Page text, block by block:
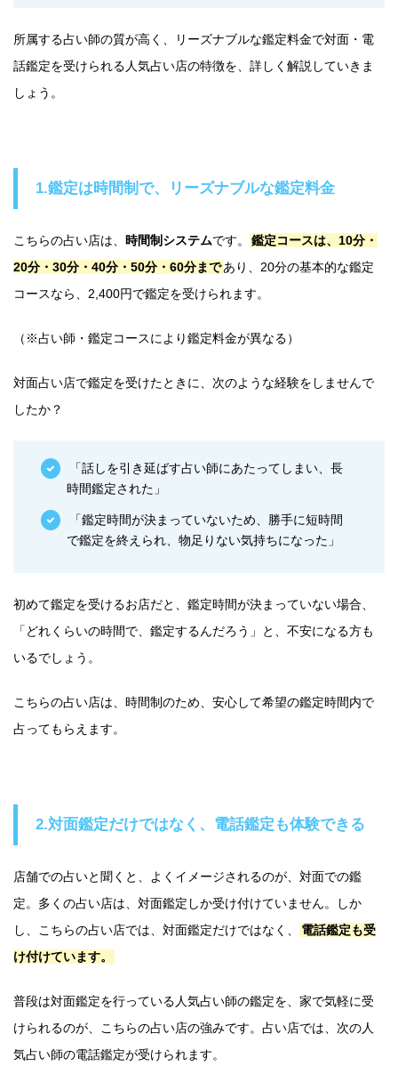
所属する占い師の質が高く、リーズナブルな鑑定料金で対面・電
話鑑定を受けられる人気占い店の特徴を、詳しく解説していきま
しょう。
1.鑑定は時間制で、リーズナブルな鑑定料金
こちらの占い店は、 時間制システムです。
鑑定コースは、10分・
20分・30分・40分・50分・60分まであり、20分の基本的な鑑定
コースなら、2,400円で鑑定を受けられます。
（※占い師・鑑定コースにより鑑定料金が異なる）
対面占い店で鑑定を受けたときに、次のような経験をしませんで
したか？
「話しを引き延ばす占い師にあたってしまい、長
時間鑑定された」
「鑑定時間が決まっていないため、勝手に短時間
で鑑定を終えられ、物足りない気持ちになった」
初めて鑑定を受けるお店だと、鑑定時間が決まっていない場合、
「どれくらいの時間で、鑑定するんだろう」と、不安になる方も
いるでしょう。
こちらの占い店は、時間制のため、安心して希望の鑑定時間内で
占ってもらえます。
2.対面鑑定だけではなく、電話鑑定も体験できる
店舗での占いと聞くと、よくイメージされるのが、対面での鑑
定。多くの占い店は、対面鑑定しか受け付けていません。しか
し、こちらの占い店では、対面鑑定だけではなく、
電話鑑定も受
け付けています。
普段は対面鑑定を行っている人気占い師の鑑定を、家で気軽に受
けられるのが、こちらの占い店の強みです。占い店では、次の人
気占い師の電話鑑定が受けられます。